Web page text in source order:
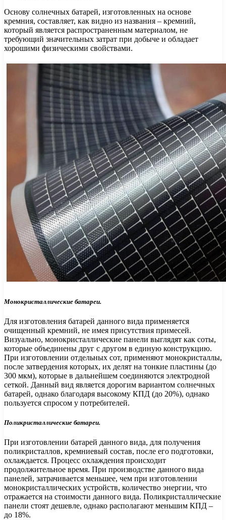
Основу солнечных батарей, изготовленных на основе
кремния, составляет, как видно из названия – кремний,
который является распространенным материалом, не
требующий значительных затрат при добыче и обладает
хорошими физическими свойствами.
Монокристаллические батареи.
Для изготовления батарей данного вида применяется
очищенный кремний, не имея присутствия примесей.
Визуально, монокристаллические панели выглядят как соты,
которые объединены друг с другом в единую конструкцию.
При изготовлении отдельных сот, применяют монокристаллы,
после затвердения которых, их делят на тонкие пластины (до
300 мкм), которые в дальнейшем соединяются электродной
сеткой. Данный вид является дорогим вариантом солнечных
батарей, однако благодаря высокому КПД (до 20%), однако
пользуется спросом у потребителей.
Поликристаллические батареи.
При изготовлении батарей данного вида, для получения
поликристаллов, кремниевый состав, после его подготовки,
охлаждается. Процесс охлаждения происходит
продолжительное время. При производстве данного вида
панелей, затрачивается меньшее, чем при изготовлении
монокристаллических устройств, количество энергии, что
отражается на стоимости данного вида. Поликристаллические
панели стоят дешевле, однако располагают меньшим КПД –
до 18%.